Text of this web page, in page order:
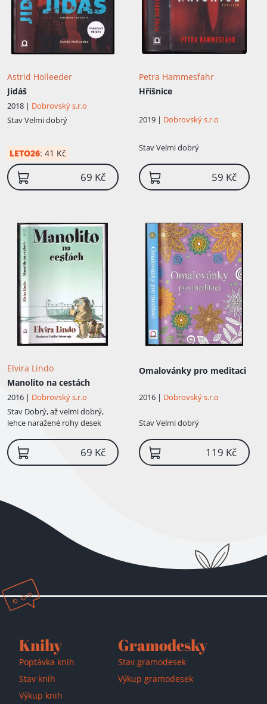
Astrid Holleeder
Jidáš
2018 | Dobrovský s.r.o
StavVelmi dobrý
LETO26: 41 Kč
69 Kč
Petra Hammesfahr
Hříšnice
2019 | Dobrovský s.r.o
StavVelmi dobrý
59 Kč
Elvira Lindo
Manolito na cestách
2016 | Dobrovský s.r.o
Stav Dobrý, až velmi dobrý,
lehce naražené rohy desek
69 Kč
Omalovánky pro meditaci
2016 | Dobrovský s.r.o
StavVelmi dobrý
119 Kč
Knihy
Poptávka knih
Stav knih
Výkup knih
Gramodesky
Stav gramodesek
Výkup gramodesek